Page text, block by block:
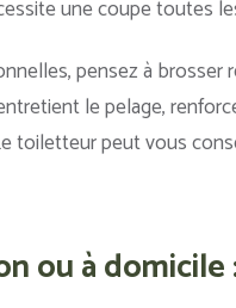
une coupe toutes
pensez à
le pelage,
toiletteur peut vous
ou à